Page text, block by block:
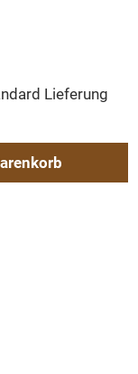
Lieferung
die Schaltflächen